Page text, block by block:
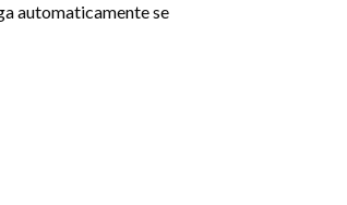
automaticamente se